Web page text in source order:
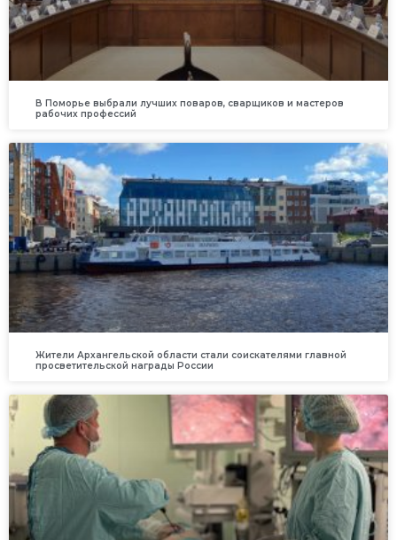
В Поморье выбрали лучших поваров, сварщиков и мастеров
рабочих профессий
Жители Архангельской области стали соискателями главной
просветительской награды России